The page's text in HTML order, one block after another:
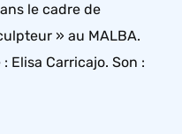
le cadre de
» au MALBA.
Elisa Carricajo. Son :